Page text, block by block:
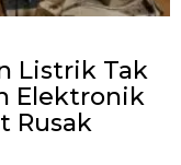
Listrik Tak
Elektronik
Rusak